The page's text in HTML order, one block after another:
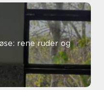
rene ruder og